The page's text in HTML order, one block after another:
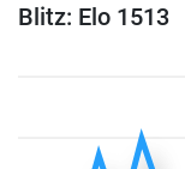
Blitz: Elo 1513